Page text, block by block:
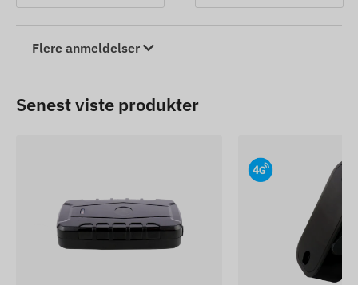
Flere anmeldelser
Senest viste produkter